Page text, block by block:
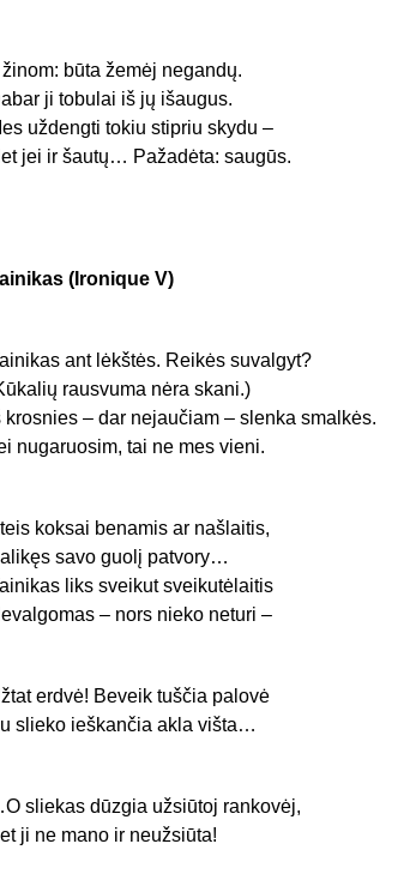
žinom: būta žemėj negandų.
ji tobulai iš jų išaugus.
uždengti tokiu stipriu skydu –
jei ir šautų… Pažadėta: saugūs.
(Ironique V)
ant lėkštės. Reikės suvalgyt?
rausvuma nėra skani.)
krosnies – dar nejaučiam – slenka smalkės.
nugaruosim, tai ne mes vieni.
koksai benamis ar našlaitis,
savo guolį patvory…
liks sveikut sveikutėlaitis
– nors nieko neturi –
erdvė! Beveik tuščia palovė
slieko ieškančia akla višta…
sliekas dūzgia užsiūtoj rankovėj,
ji ne mano ir neužsiūta!